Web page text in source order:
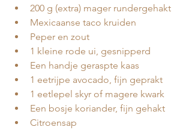
200 g (extra) mager rundergehakt
Mexicaanse taco kruiden
Peper en zout
1 kleine rode ui, gesnipperd
Een handje geraspte kaas
1 eetrijpe avocado, fijn geprakt
1 eetlepel skyr of magere kwark
Een bosje koriander, fijn gehakt
Citroensap